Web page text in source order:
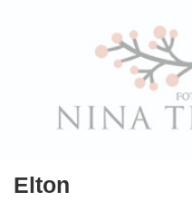
Elton